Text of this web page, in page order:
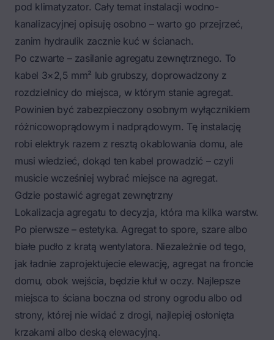
pod klimatyzator. Cały temat instalacji wodno-
kanalizacyjnej opisuję osobno – warto go przejrzeć,
zanim hydraulik zacznie kuć w ścianach.
Po czwarte – zasilanie agregatu zewnętrznego. To
kabel 3×2,5 mm² lub grubszy, doprowadzony z
rozdzielnicy do miejsca, w którym stanie agregat.
Powinien być zabezpieczony osobnym wyłącznikiem
różnicowoprądowym i nadprądowym. Tę instalację
robi elektryk razem z resztą okablowania domu, ale
musi wiedzieć, dokąd ten kabel prowadzić – czyli
musicie wcześniej wybrać miejsce na agregat.
Gdzie postawić agregat zewnętrzny
Lokalizacja agregatu to decyzja, która ma kilka warstw.
Po pierwsze – estetyka. Agregat to spore, szare albo
białe pudło z kratą wentylatora. Niezależnie od tego,
jak ładnie zaprojektujecie elewację, agregat na froncie
domu, obok wejścia, będzie kłuł w oczy. Najlepsze
miejsca to ściana boczna od strony ogrodu albo od
strony, której nie widać z drogi, najlepiej osłonięta
krzakami albo deską elewacyjną.